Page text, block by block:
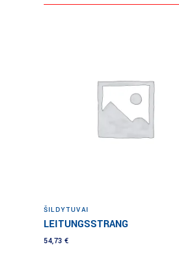
ŠILDYTUVAI
LEITUNGSSTRANG
54,73 €